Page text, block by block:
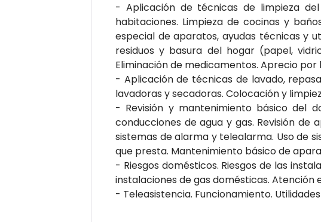
- Aplicación de técnicas de limpieza
habitaciones. Limpieza de cocinas y
especial de aparatos, ayudas técnicas y
residuos y basura del hogar (papel,
Eliminación de medicamentos. Aprecio por
- Aplicación de técnicas de lavado,
lavadoras y secadoras. Colocación y
- Revisión y mantenimiento básico del
conducciones de agua y gas. Revisión
sistemas de alarma y telealarma. Uso de
que presta. Mantenimiento básico de
- Riesgos domésticos. Riesgos de las
instalaciones de gas domésticas.
- Teleasistencia. Funcionamiento.